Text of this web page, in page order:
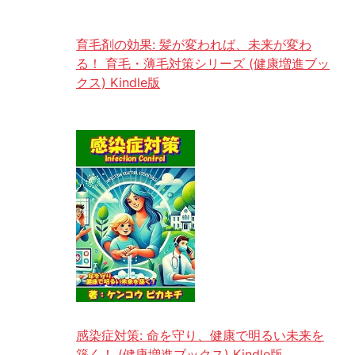
育毛剤の効果: 髪が変われば、未来が変わ
る！ 育毛・薄毛対策シリーズ (健康増進ブッ
クス) Kindle版
感染症対策: 命を守り、健康で明るい未来を